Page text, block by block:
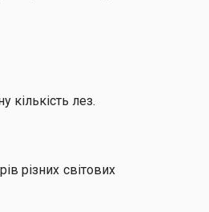
кількість лез.
різних світових